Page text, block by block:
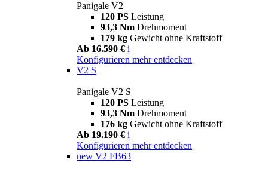
Panigale V2
120 PS Leistung
93,3 Nm Drehmoment
179 kg Gewicht ohne Kraftstoff
Ab 16.590 € i
Konfigurieren mehr entdecken
V2 S
Panigale V2 S
120 PS Leistung
93,3 Nm Drehmoment
176 kg Gewicht ohne Kraftstoff
Ab 19.190 € i
Konfigurieren mehr entdecken
new V2 FB63